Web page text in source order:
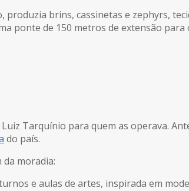
brins, cassinetas e zephyrs,
ponte de 150 metros de extensão para
Tarquínio para quem as operava.
do país.
moradia:
e aulas de artes, inspirada em